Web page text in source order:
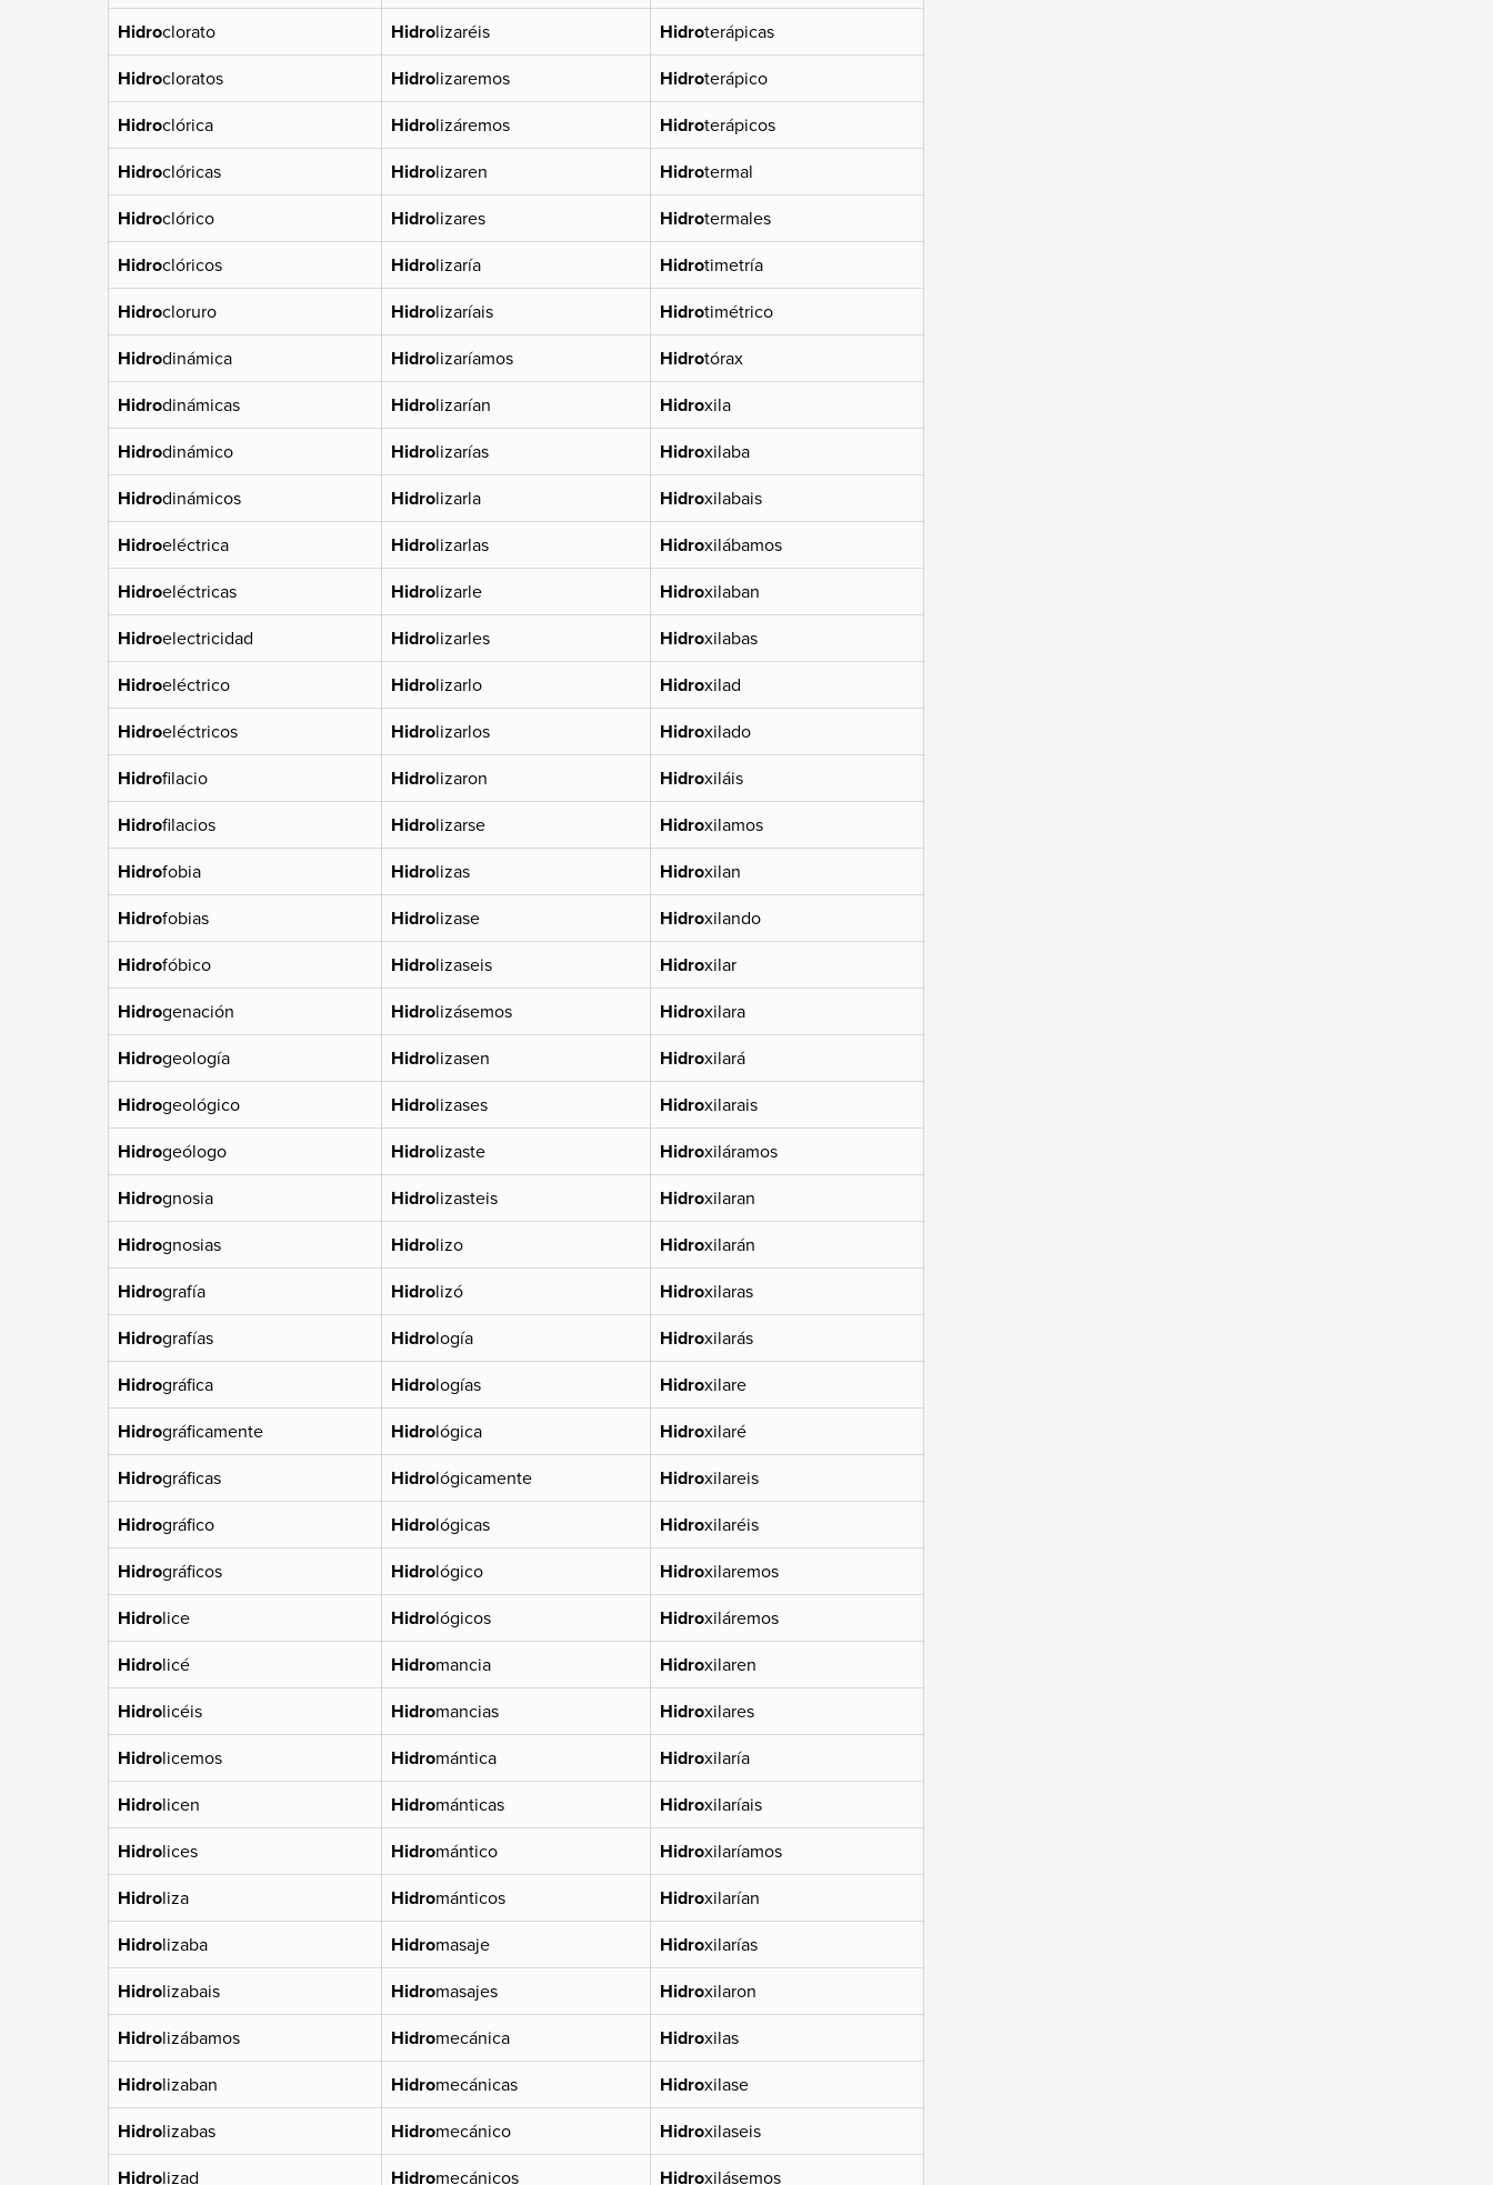
Hidroclorato Hidrolizaréis Hidroterápicas
Hidrocloratos Hidrolizaremos Hidroterápico
Hidroclórica Hidrolizáremos Hidroterápicos
Hidroclóricas Hidrolizaren Hidrotermal
Hidroclórico Hidrolizares Hidrotermales
Hidroclóricos Hidrolizaría Hidrotimetría
Hidrocloruro Hidrolizaríais Hidrotimétrico
Hidrodinámica Hidrolizaríamos Hidrotórax
Hidrodinámicas Hidrolizarían Hidroxila
Hidrodinámico Hidrolizarías Hidroxilaba
Hidrodinámicos Hidrolizarla Hidroxilabais
Hidroeléctrica Hidrolizarlas Hidroxilábamos
Hidroeléctricas Hidrolizarle Hidroxilaban
Hidroelectricidad Hidrolizarles Hidroxilabas
Hidroeléctrico Hidrolizarlo Hidroxilad
Hidroeléctricos Hidrolizarlos Hidroxilado
Hidrofilacio Hidrolizaron Hidroxiláis
Hidrofilacios Hidrolizarse Hidroxilamos
Hidrofobia Hidrolizas Hidroxilan
Hidrofobias Hidrolizase Hidroxilando
Hidrofóbico Hidrolizaseis Hidroxilar
Hidrogenación Hidrolizásemos Hidroxilara
Hidrogeología Hidrolizasen Hidroxilará
Hidrogeológico Hidrolizases Hidroxilarais
Hidrogeólogo Hidrolizaste Hidroxiláramos
Hidrognosia Hidrolizasteis Hidroxilaran
Hidrognosias Hidrolizo Hidroxilarán
Hidrografía Hidrolizó Hidroxilaras
Hidrografías Hidrología Hidroxilarás
Hidrográfica Hidrologías Hidroxilare
Hidrográficamente Hidrológica Hidroxilaré
Hidrográficas Hidrológicamente Hidroxilareis
Hidrográfico Hidrológicas Hidroxilaréis
Hidrográficos Hidrológico Hidroxilaremos
Hidrolice Hidrológicos Hidroxiláremos
Hidrolicé Hidromancia Hidroxilaren
Hidrolicéis Hidromancias Hidroxilares
Hidrolicemos Hidromántica Hidroxilaría
Hidrolicen Hidrománticas Hidroxilaríais
Hidrolices Hidromántico Hidroxilaríamos
Hidroliza Hidrománticos Hidroxilarían
Hidrolizaba Hidromasaje Hidroxilarías
Hidrolizabais Hidromasajes Hidroxilaron
Hidrolizábamos Hidromecánica Hidroxilas
Hidrolizaban Hidromecánicas Hidroxilase
Hidrolizabas Hidromecánico Hidroxilaseis
Hidrolizad Hidromecánicos Hidroxilásemos